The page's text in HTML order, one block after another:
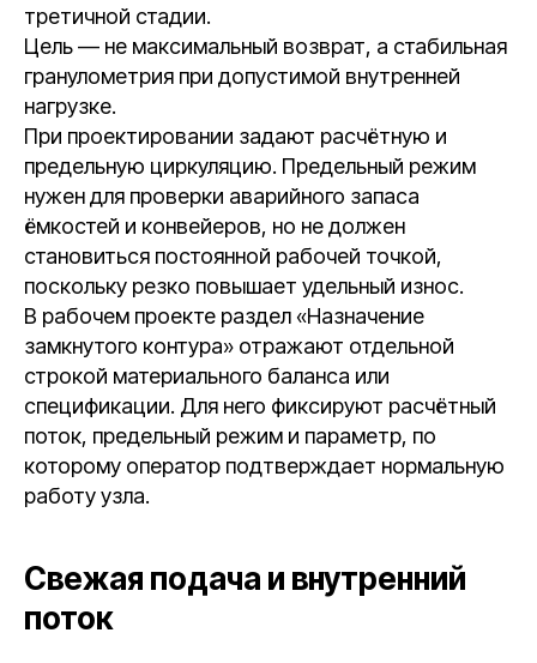
третичной стадии.
Цель — не максимальный возврат, а стабильная
гранулометрия при допустимой внутренней
нагрузке.
При проектировании задают расчётную и
предельную циркуляцию. Предельный режим
нужен для проверки аварийного запаса
ёмкостей и конвейеров, но не должен
становиться постоянной рабочей точкой,
поскольку резко повышает удельный износ.
В рабочем проекте раздел «Назначение
замкнутого контура» отражают отдельной
строкой материального баланса или
спецификации. Для него фиксируют расчётный
поток, предельный режим и параметр, по
которому оператор подтверждает нормальную
работу узла.
Свежая подача и внутренний
поток